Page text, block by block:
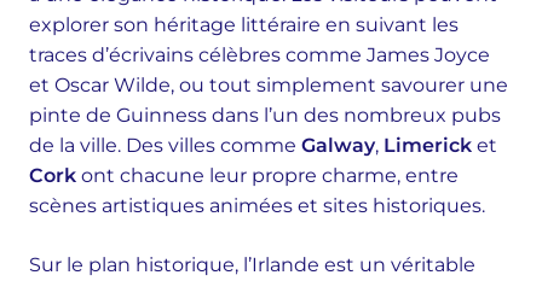
explorer son héritage littéraire en suivant les
traces d’écrivains célèbres comme James Joyce
et Oscar Wilde, ou tout simplement savourer une
pinte de Guinness dans l’un des nombreux pubs
de la ville. Des villes comme Galway, Limerick et
Cork ont chacune leur propre charme, entre
scènes artistiques animées et sites historiques.
Sur le plan historique, l’Irlande est un véritable